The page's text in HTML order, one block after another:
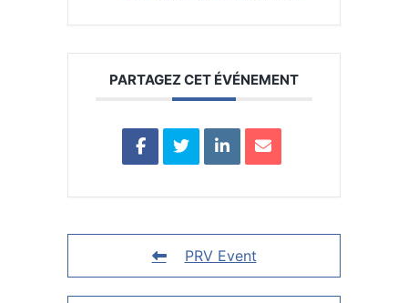
PARTAGEZ CET ÉVÉNEMENT
PRV Event